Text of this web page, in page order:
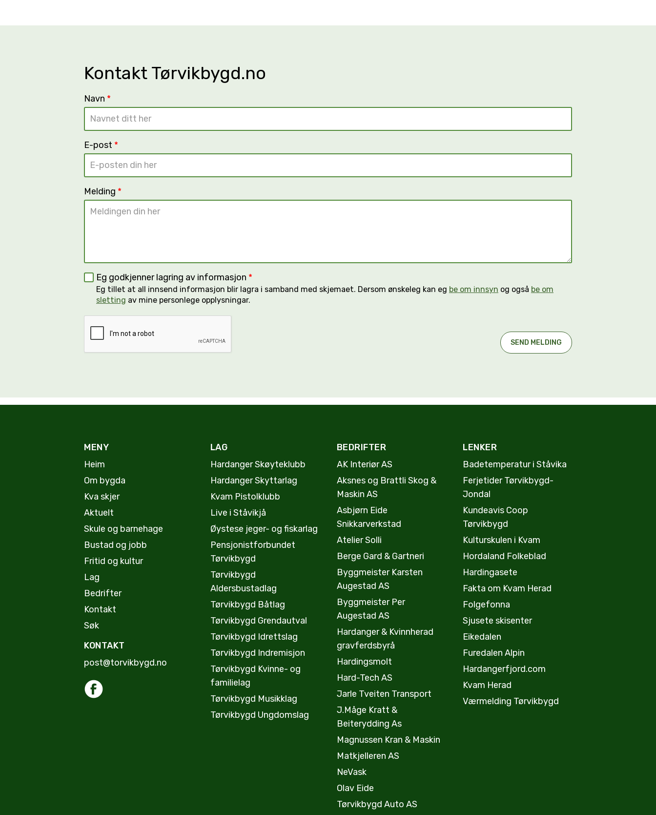
Kontakt Tørvikbygd.no
Navn *
E-post *
Melding *
Eg godkjenner lagring av informasjon *
Eg tillet at all innsend informasjon blir lagra i samband med skjemaet. Dersom ønskeleg kan eg be om innsyn og også be om
sletting av mine personlege opplysningar.
MENY
Heim
Om bygda
Kva skjer
Aktuelt
Skule og barnehage
Bustad og jobb
Fritid og kultur
Lag
Bedrifter
Kontakt
Søk
KONTAKT
post@torvikbygd.no
LAG
Hardanger Skøyteklubb
Hardanger Skyttarlag
Kvam Pistolklubb
Live i Ståvikjå
Øystese jeger- og fiskarlag
Pensjonistforbundet
Tørvikbygd
Tørvikbygd
Aldersbustadlag
Tørvikbygd Båtlag
Tørvikbygd Grendautval
Tørvikbygd Idrettslag
Tørvikbygd Indremisjon
Tørvikbygd Kvinne- og
familielag
Tørvikbygd Musikklag
Tørvikbygd Ungdomslag
BEDRIFTER
AK Interiør AS
Aksnes og Brattli Skog &
Maskin AS
Asbjørn Eide
Snikkarverkstad
Atelier Solli
Berge Gard & Gartneri
Byggmeister Karsten
Augestad AS
Byggmeister Per
Augestad AS
Hardanger & Kvinnherad
gravferdsbyrå
Hardingsmolt
Hard-Tech AS
Jarle Tveiten Transport
J.Måge Kratt &
Beiterydding As
Magnussen Kran & Maskin
Matkjelleren AS
NeVask
Olav Eide
Tørvikbygd Auto AS
LENKER
Badetemperatur i Ståvika
Ferjetider Tørvikbygd-
Jondal
Kundeavis Coop
Tørvikbygd
Kulturskulen i Kvam
Hordaland Folkeblad
Hardingasete
Fakta om Kvam Herad
Folgefonna
Sjusete skisenter
Eikedalen
Furedalen Alpin
Hardangerfjord.com
Kvam Herad
Værmelding Tørvikbygd